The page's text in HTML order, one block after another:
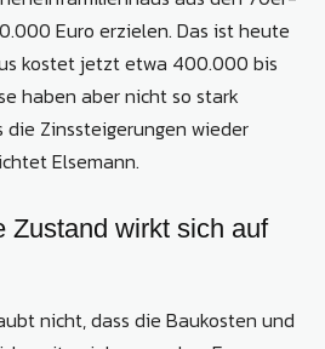
Euro erzielen. Das ist heute
kostet jetzt etwa 400.000 bis
haben aber nicht so stark
die Zinssteigerungen wieder
Elsemann.
Zustand wirkt sich auf
nicht, dass die Baukosten und